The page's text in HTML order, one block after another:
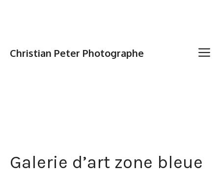
Christian Peter Photographe
Galerie d’art zone bleue